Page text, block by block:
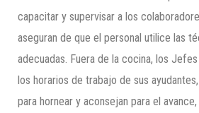
capacitar y supervisar a los
aseguran de que el personal utilice las
adecuadas. Fuera de la cocina, los
los horarios de trabajo de sus
para hornear y aconsejan para el